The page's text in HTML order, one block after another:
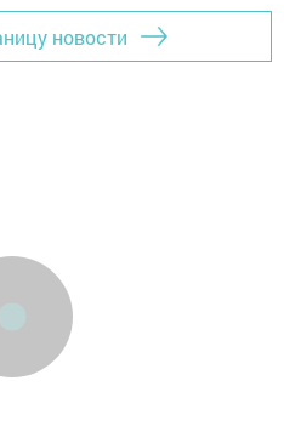
новости